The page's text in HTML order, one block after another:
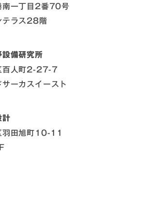
南一丁目2番70号
テラス28階
設備研究所
百人町2-27-7
ーカスイースト
計
羽田旭町10-11